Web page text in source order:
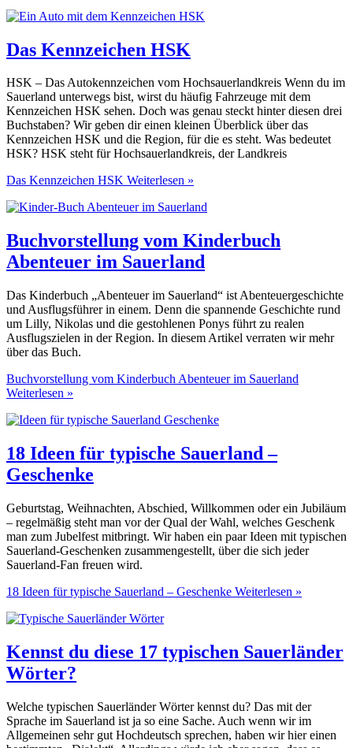
Das Kennzeichen HSK
HSK – Das Autokennzeichen vom Hochsauerlandkreis Wenn du im
Sauerland unterwegs bist, wirst du häufig Fahrzeuge mit dem
Kennzeichen HSK sehen. Doch was genau steckt hinter diesen drei
Buchstaben? Wir geben dir einen kleinen Überblick über das
Kennzeichen HSK und die Region, für die es steht. Was bedeutet
HSK? HSK steht für Hochsauerlandkreis, der Landkreis
Das Kennzeichen HSK Weiterlesen »
Buchvorstellung vom Kinderbuch
Abenteuer im Sauerland
Das Kinderbuch „Abenteuer im Sauerland“ ist Abenteuergeschichte
und Ausflugsführer in einem. Denn die spannende Geschichte rund
um Lilly, Nikolas und die gestohlenen Ponys führt zu realen
Ausflugszielen in der Region. In diesem Artikel verraten wir mehr
über das Buch.
Buchvorstellung vom Kinderbuch Abenteuer im Sauerland
Weiterlesen »
18 Ideen für typische Sauerland –
Geschenke
Geburtstag, Weihnachten, Abschied, Willkommen oder ein Jubiläum
– regelmäßig steht man vor der Qual der Wahl, welches Geschenk
man zum Jubelfest mitbringt. Wir haben ein paar Ideen mit typischen
Sauerland-Geschenken zusammengestellt, über die sich jeder
Sauerland-Fan freuen wird.
18 Ideen für typische Sauerland – Geschenke Weiterlesen »
Kennst du diese 17 typischen Sauerländer
Wörter?
Welche typischen Sauerländer Wörter kennst du? Das mit der
Sprache im Sauerland ist ja so eine Sache. Auch wenn wir im
Allgemeinen sehr gut Hochdeutsch sprechen, haben wir hier einen